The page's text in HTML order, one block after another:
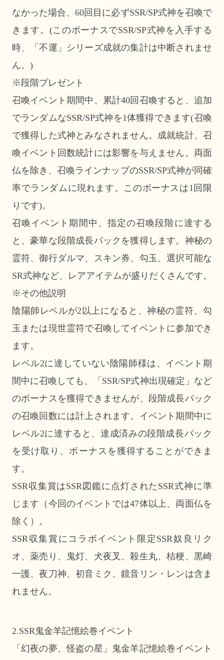
なかった場合、60回目に必ずSSR/SP式神を召喚で
きます。(このボーナスでSSR/SP式神を入手する
時、「不運」シリーズ成就の集計は中断されませ
ん。)
※段階プレゼント
召喚イベント期間中、累計40回召喚すると、追加
でランダムなSSR/SP式神を1体獲得できます(召喚
で獲得した式神とみなされません。成就統計、召
喚イベント回数統計には影響を与えません。両面
仏を除き、召喚ラインナップのSSR/SP式神が同確
率でランダムに現れます。このボーナスは1回限
りです)。
召喚イベント期間中、指定の召喚段階に達する
と、豪華な段階成長パックを獲得します。神秘の
霊符、御行ダルマ、スキン券、勾玉、選択可能な
SR式神など、レアアイテムが盛りだくさんです。
※その他説明
陰陽師レベルが2以上になると、神秘の霊符、勾
玉または現世霊符で召喚してイベントに参加でき
ます。
レベル2に達していない陰陽師様は、イベント期
間中に召喚しても、「SSR/SP式神出現確定」など
のボーナスを獲得できませんが、段階成長パック
の召喚回数には計上されます。イベント期間中に
レベル2に達すると、達成済みの段階成長パック
を受け取り、ボーナスを獲得することができま
す。
SSR収集賞はSSR図鑑に点灯されたSSR式神に準
じます（今回のイベントでは47体以上、両面仏を
除く）。
SSR収集賞にコラボイベント限定SSR奴良リク
オ、薬売り、鬼灯、犬夜叉、殺生丸、桔梗、黒崎
一護、夜刀神、初音ミク、鏡音リン・レンは含ま
れません。
2.SSR鬼金羊記憶絵巻イベント
「幻夜の夢、怪盗の星」鬼金羊記憶絵巻イベント